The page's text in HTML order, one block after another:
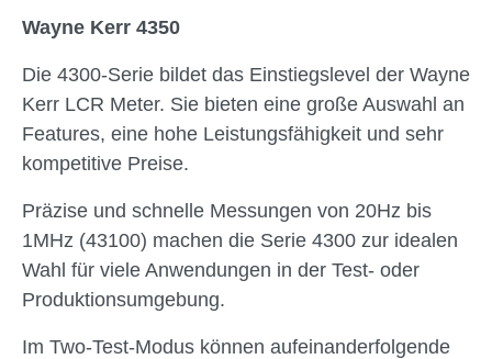
Wayne Kerr 4350
Die 4300-Serie bildet das Einstiegslevel der Wayne
Kerr LCR Meter. Sie bieten eine große Auswahl an
Features, eine hohe Leistungsfähigkeit und sehr
kompetitive Preise.
Präzise und schnelle Messungen von 20Hz bis
1MHz (43100) machen die Serie 4300 zur idealen
Wahl für viele Anwendungen in der Test- oder
Produktionsumgebung.
Im Two-Test-Modus können aufeinanderfolgende